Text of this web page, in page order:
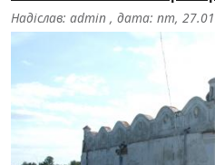
Надіслав: admin , дата: пт,